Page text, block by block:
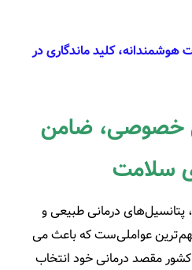
هوشمندانه، کلید ماندگاری در
خصوصی، ضامن
سلامت
درمانی طبیعی و
عواملی‌ست که باعث می­‌
کشور مقصد درمانی خود انتخاب